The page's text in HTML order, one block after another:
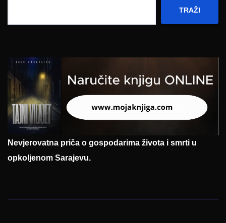
TRAŽI
Nevjerovatna priča o gospodarima života i smrti u
opkoljenom Sarajevu.